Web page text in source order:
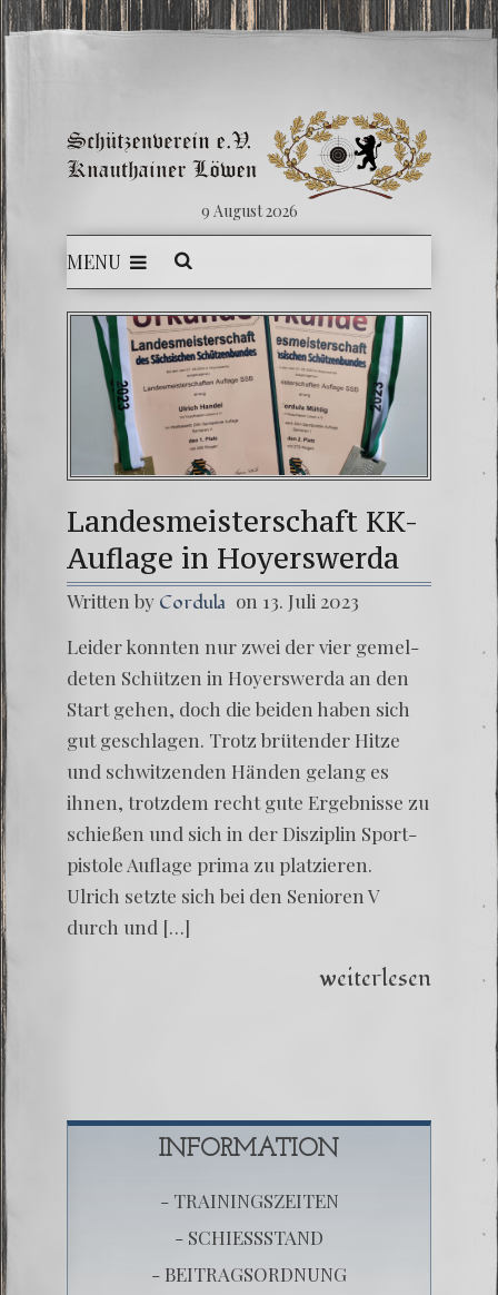
9 August 2026
MENU
Landesmeisterschaft KK-
Auflage in Hoyerswerda
Written by Cordula on 13. Juli 2023
Lei­der konn­ten nur zwei der vier gemel­
de­ten Schüt­zen in Hoyers­wer­da an den
Start gehen, doch die bei­den haben sich
gut geschla­gen. Trotz brü­ten­der Hit­ze
und schwit­zen­den Hän­den gelang es
ihnen, trotz­dem recht gute Ergeb­nis­se zu
schie­ßen und sich in der Dis­zi­plin Sport­
pis­to­le Auf­la­ge pri­ma zu plat­zie­ren.
Ulrich setz­te sich bei den Senio­ren V
durch und […]
weiterlesen
INFORMATION
- TRAININGSZEITEN
- SCHIESSSTAND
- BEITRAGSORDNUNG